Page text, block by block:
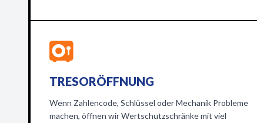
TRESORÖFFNUNG
Wenn Zahlencode, Schlüssel oder Mechanik Probleme
machen, öffnen wir Wertschutzschränke mit viel